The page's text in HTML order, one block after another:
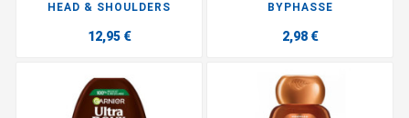
HEAD & SHOULDERS
12,95 €
BYPHASSE
2,98 €